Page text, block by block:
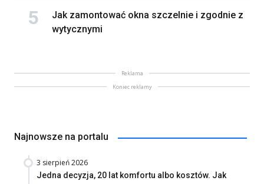
Jak zamontować okna szczelnie i zgodnie z
wytycznymi
Reklama
Koniec reklamy
Najnowsze na portalu
3 sierpień 2026
Jedna decyzja, 20 lat komfortu albo kosztów. Jak